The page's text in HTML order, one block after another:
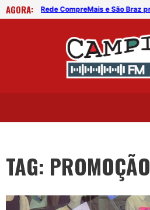
AGORA:
Rede CompreMais e São Braz promovem ação para jogos do Brasil na Copa
TAG: PROMOÇÃO